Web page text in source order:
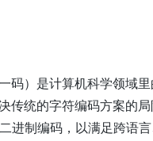
码）是计算机科学领域
传统的字符编码方案的
进制编码，以满足跨语